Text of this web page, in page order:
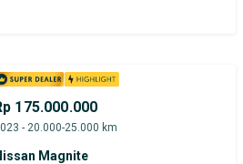
175.000.000
- 20.000-25.000 km
Magnite